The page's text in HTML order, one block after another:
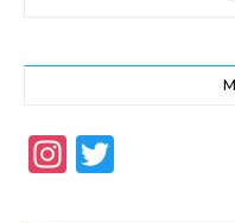
Instagram